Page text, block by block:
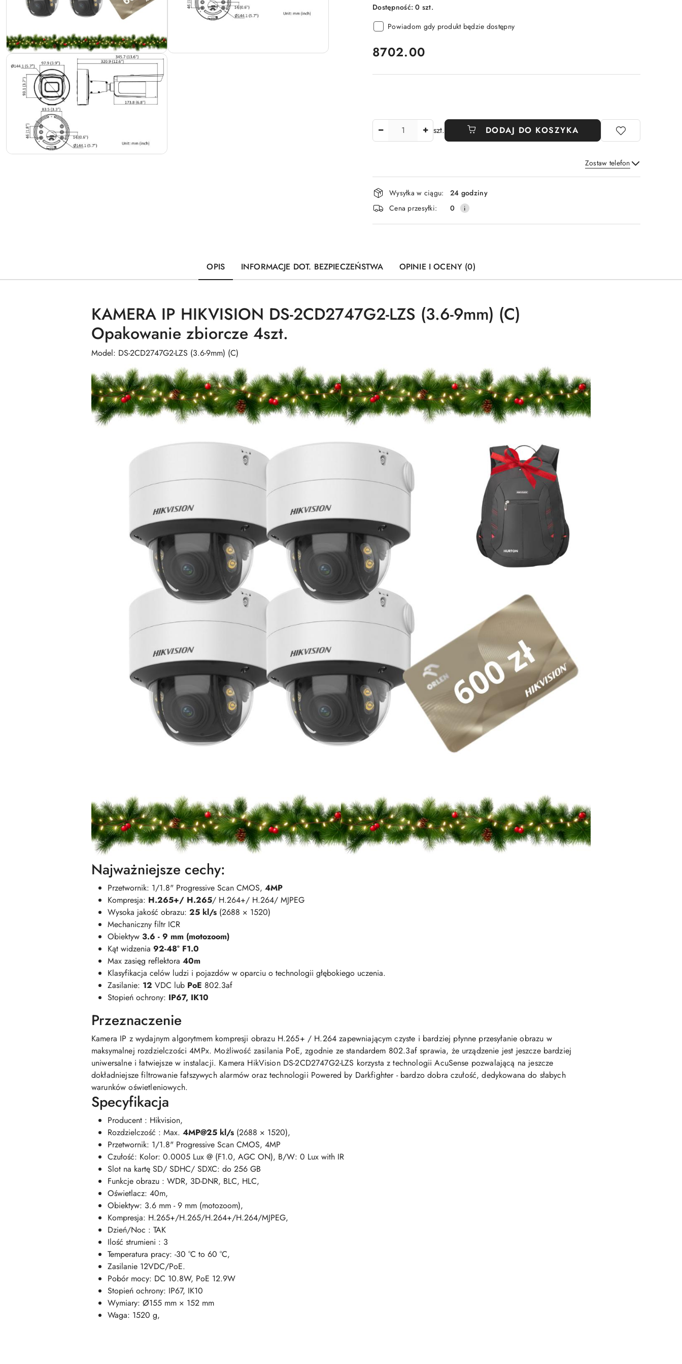
Dostępność:0 szt.
Powiadom gdy produkt będzie dostępny
cena:
8702.00
szt. DODAJ DO KOSZYKA
Zostaw telefon
Wyślij
Dostępność
i
dostawa
Wysyłka w ciągu:
24 godziny
Cena przesyłki:
0
OPIS INFORMACJE DOT. BEZPIECZEŃSTWA OPINIE I OCENY (0)
KAMERA IP HIKVISION DS-2CD2747G2-LZS (3.6-9mm) (C)
Opakowanie zbiorcze 4szt.
Model: DS-2CD2747G2-LZS (3.6-9mm) (C)
Najważniejsze cechy:
Przetwornik: 1/1.8" Progressive Scan CMOS, 4MP
Kompresja: H.265+/ H.265/ H.264+/ H.264/ MJPEG
Wysoka jakość obrazu: 25 kl/s (2688 × 1520)
Mechaniczny filtr ICR
Obiektyw 3.6 - 9 mm (motozoom)
Kąt widzenia 92-48° F1.0
Max zasięg reflektora 40m
Klasyfikacja celów ludzi i pojazdów w oparciu o technologii głębokiego uczenia.
Zasilanie: 12 VDC lub PoE 802.3af
Stopień ochrony: IP67, IK10
Przeznaczenie
Kamera IP z wydajnym algorytmem kompresji obrazu H.265+ / H.264 zapewniającym czyste i bardziej płynne przesyłanie obrazu w
maksymalnej rozdzielczości 4MPx. Możliwość zasilania PoE, zgodnie ze standardem 802.3af sprawia, że urządzenie jest jeszcze bardziej
uniwersalne i łatwiejsze w instalacji. Kamera HikVision DS-2CD2747G2-LZS korzysta z technologii AcuSense pozwalającą na jeszcze
dokładniejsze filtrowanie fałszywych alarmów oraz technologii Powered by Darkfighter - bardzo dobra czułość, dedykowana do słabych
warunków oświetleniowych.
Specyfikacja
Producent : Hikvision,
Rozdzielczość : Max. 4MP@25 kl/s (2688 × 1520),
Przetwornik: 1/1.8" Progressive Scan CMOS, 4MP
Czułość: Kolor: 0.0005 Lux @ (F1.0, AGC ON), B/W: 0 Lux with IR
Slot na kartę SD/ SDHC/ SDXC: do 256 GB
Funkcje obrazu : WDR, 3D-DNR, BLC, HLC,
Oświetlacz: 40m,
Obiektyw: 3.6 mm - 9 mm (motozoom),
Kompresja: H.265+/H.265/H.264+/H.264/MJPEG,
Dzień/Noc : TAK
Ilość strumieni : 3
Temperatura pracy: -30 °C to 60 °C,
Zasilanie 12VDC/PoE.
Pobór mocy: DC 10.8W, PoE 12.9W
Stopień ochrony: IP67, IK10
Wymiary: Ø155 mm × 152 mm
Waga: 1520 g,